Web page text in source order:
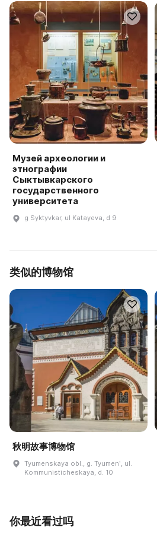
Музей археологии и
этнографии
Сыктывкарского
государственного
университета
g Syktyvkar, ul Katayeva, d 9
类似的博物馆
秋明故事博物馆
Tyumenskaya obl., g. Tyumenʹ, ul.
Kommunisticheskaya, d. 10
你最近看过吗